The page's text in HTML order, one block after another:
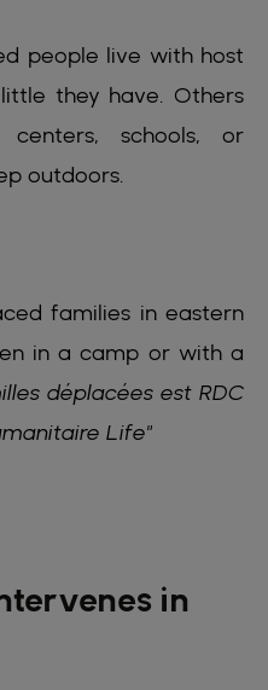
people live with host
they have. Others
schools, or
outdoors.
families in eastern
in a camp or with a
déplacées est RDC
Life"
in